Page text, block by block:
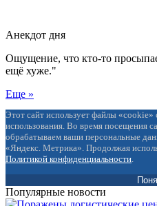
Анекдот дня
Ощущение, что кто-то
ещё хуже."
Еще »
Этот сайт использует файлы
использования. Во время посещения
обрабатываем ваши персональные
«Яндекс. Метрика». Продолжая
Политикой конфиденциальности
Популярные новости